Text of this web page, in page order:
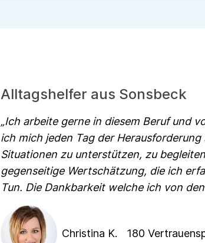
Alltagshelfer aus Sonsbeck
Ich arbeite gerne in diesem Beruf und
ich mich jeden Tag der
Situationen zu unterstützen, zu
gegenseitige Wertschätzung, die ich
Tun. Die Dankbarkeit welche ich von
Christina K. 180